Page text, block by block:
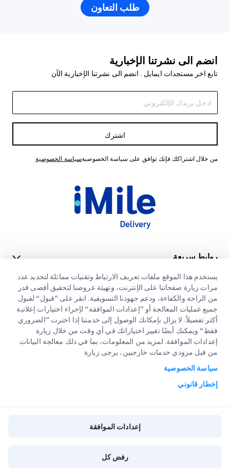
طلب التعاون
انضم الى نشرتنا الإخبارية
تابع اخر مستجدات ايمايل . انضم الى نشرتنا الإخبارية الآن
اشترك
من خلال اشتراكك فإنك توافق على سياسة الخصوصيةسياسة الخصوصية
روابط سريعة
مواقع مكاتبنا
طلب عرض اسعار
تسجيل دخول العملاء
التسجيل
تتبع طلبك
الشركات الكبرى
عنا
الوظائف
مدونة
البيئة و المجتمع والحوكمة
شريك خدمة القناة
خدماتنا
التخليص الجمركي السريع
إعدادات الموافقة
سياسة الكوكيز
يستخدم هذا الموقع ملفات تعريف الارتباط وتقنيات مماثلة لتحديد عدد
مرات زيارة صفحاتنا على الإنترنت، وتهيئة عروضنا لتحقيق أقصى قدر
من الراحة والكفاءة، ودعم جهودنا التسويقية. انقر على ”قبول“ لقبول
جميع عمليات المعالجة أو ”إعدادات الموافقة“ لإجراء اختيارات إعلانية
أكثر تفصيلاً. لا يزال بإمكانك الوصول إلى خدمتنا إذا اخترت ”الضروري
فقط“ ويمكنك أيضًا تغيير اختياراتك في أي وقت من خلال زيارة
إعدادات الموافقة. لمزيد من المعلومات، بما في ذلك معالجة البيانات
من قبل مزودي خدمات خارجيين، يرجى زيارة
سياسة الخصوصية
إخطار قانوني
إعدادات الموافقة
رفض كل